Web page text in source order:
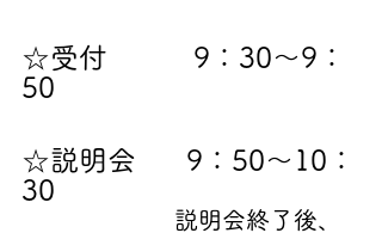
☆受付　　　9：30～9：
50
☆説明会      9：50～10：
30
説明会終了後、